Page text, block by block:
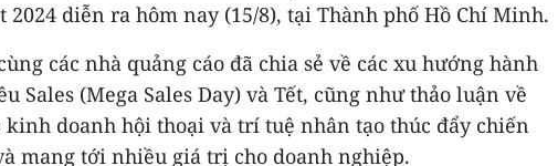
diễn ra hôm nay (15/8), tại Thành phố Hồ Chí Minh.
các nhà quảng cáo đã chia sẻ về các xu hướng hành
Sales (Mega Sales Day) và Tết, cũng như thảo luận về
kinh doanh hội thoại và trí tuệ nhân tạo thúc đẩy chiến
mang tới nhiều giá trị cho doanh nghiệp.